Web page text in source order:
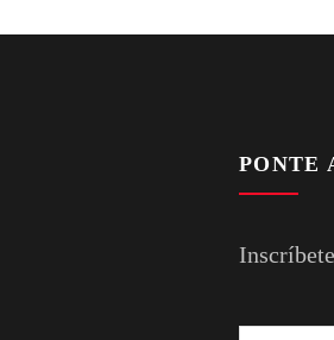
PONTE